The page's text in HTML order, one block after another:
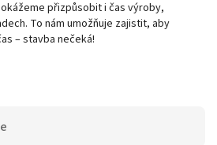
přizpůsobit i čas výroby,
To nám umožňuje zajistit, aby
– stavba nečeká!